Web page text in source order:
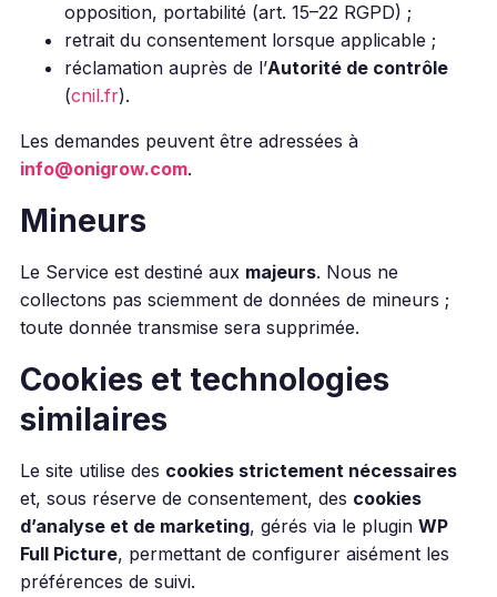
opposition, portabilité (art. 15–22 RGPD) ;
retrait du consentement lorsque applicable ;
réclamation auprès de l’Autorité de contrôle
(cnil.fr).
Les demandes peuvent être adressées à
info@onigrow.com.
Mineurs
Le Service est destiné aux majeurs. Nous ne
collectons pas sciemment de données de mineurs ;
toute donnée transmise sera supprimée.
Cookies et technologies
similaires
Le site utilise des cookies strictement nécessaires
et, sous réserve de consentement, des cookies
d’analyse et de marketing, gérés via le plugin WP
Full Picture, permettant de configurer aisément les
préférences de suivi.